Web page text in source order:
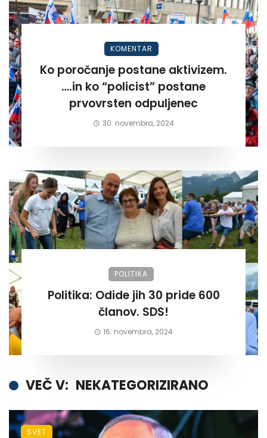
KOMENTAR
Ko poročanje postane aktivizem.
….in ko “policist” postane
prvovrsten odpuljenec
30. novembra, 2024
POLITIKA
Politika: Odide jih 30 pride 600
članov. SDS!
16. novembra, 2024
VEČ V: NEKATEGORIZIRANO
SVET